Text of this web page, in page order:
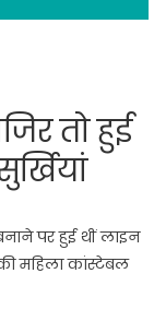
तो हुई
पर हुई थीं लाइन
महिला कांस्‍टेबल